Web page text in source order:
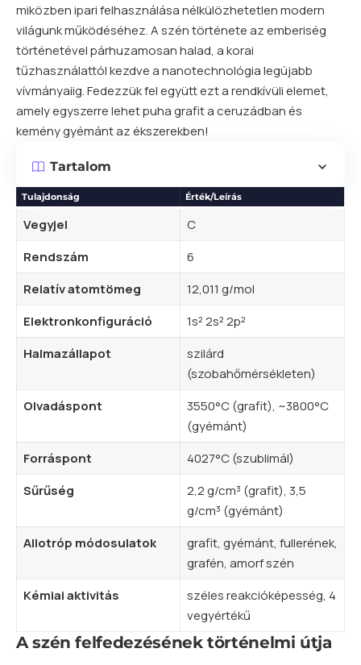
miközben ipari felhasználása nélkülözhetetlen modern
világunk működéséhez. A szén története az emberiség
történetével párhuzamosan halad, a korai
tűzhasználattól kezdve a nanotechnológia legújabb
vívmányaiig. Fedezzük fel együtt ezt a rendkívüli elemet,
amely egyszerre lehet puha grafit a ceruzádban és
kemény gyémánt az ékszerekben!
Tartalom
Tulajdonság Érték/Leírás
Vegyjel
C
Rendszám
6
Relatív atomtömeg
12,011 g/mol
Elektronkonfiguráció
1s² 2s² 2p²
Halmazállapot
szilárd
(szobahőmérsékleten)
Olvadáspont
3550°C (grafit), ~3800°C
(gyémánt)
Forráspont
4027°C (szublimál)
Sűrűség
2,2 g/cm³ (grafit), 3,5
g/cm³ (gyémánt)
Allotróp módosulatok
grafit, gyémánt, fullerének,
grafén, amorf szén
Kémiai aktivitás
széles reakcióképesség, 4
vegyértékű
A szén felfedezésének történelmi útja